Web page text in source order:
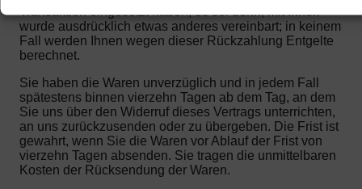
Transaktion eingesetzt haben, es sei denn, mit Ihnen
wurde ausdrücklich etwas anderes vereinbart; in keinem
Fall werden Ihnen wegen dieser Rückzahlung Entgelte
berechnet.
Sie haben die Waren unverzüglich und in jedem Fall
spätestens binnen vierzehn Tagen ab dem Tag, an dem
Sie uns über den Widerruf dieses Vertrags unterrichten,
an uns zurückzusenden oder zu übergeben. Die Frist ist
gewahrt, wenn Sie die Waren vor Ablauf der Frist von
vierzehn Tagen absenden. Sie tragen die unmittelbaren
Kosten der Rücksendung der Waren.